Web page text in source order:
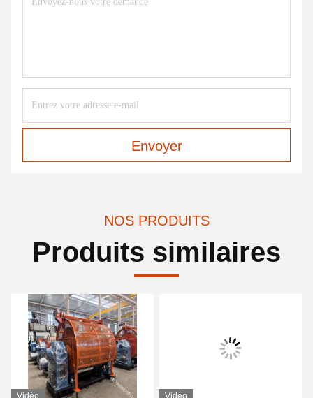
Envoyer
NOS PRODUITS
Produits similaires
Vidéo Vidéo